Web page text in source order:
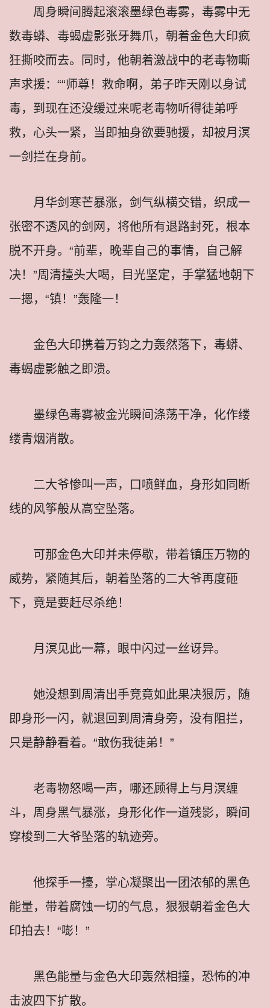
周身瞬间腾起滚滚墨绿色毒雾，毒雾中无
数毒蟒、毒蝎虚影张牙舞爪，朝着金色大印疯
狂撕咬而去。同时，他朝着激战中的老毒物嘶
声求援：““师尊！救命啊，弟子昨天刚以身试
毒，到现在还没缓过来呢老毒物听得徒弟呼
救，心头一紧，当即抽身欲要驰援，却被月溟
一剑拦在身前。
月华剑寒芒暴涨，剑气纵横交错，织成一
张密不透风的剑网，将他所有退路封死，根本
脱不开身。“前辈，晚辈自己的事情，自己解
决！”周清擡头大喝，目光坚定，手掌猛地朝下
一摁，“镇！”轰隆一！
金色大印携着万钧之力轰然落下，毒蟒、
毒蝎虚影触之即溃。
墨绿色毒雾被金光瞬间涤荡干净，化作缕
缕青烟消散。
二大爷惨叫一声，口喷鲜血，身形如同断
线的风筝般从高空坠落。
可那金色大印并未停歇，带着镇压万物的
威势，紧随其后，朝着坠落的二大爷再度砸
下，竟是要赶尽杀绝！
月溟见此一幕，眼中闪过一丝讶异。
她没想到周清出手竞竟如此果决狠厉，随
即身形一闪，就退回到周清身旁，没有阻拦，
只是静静看着。“敢伤我徒弟！”
老毒物怒喝一声，哪还顾得上与月溟缠
斗，周身黑气暴涨，身形化作一道残影，瞬间
穿梭到二大爷坠落的轨迹旁。
他探手一擡，掌心凝聚出一团浓郁的黑色
能量，带着腐蚀一切的气息，狠狠朝着金色大
印拍去！“嘭！”
黑色能量与金色大印轰然相撞，恐怖的冲
击波四下扩散。